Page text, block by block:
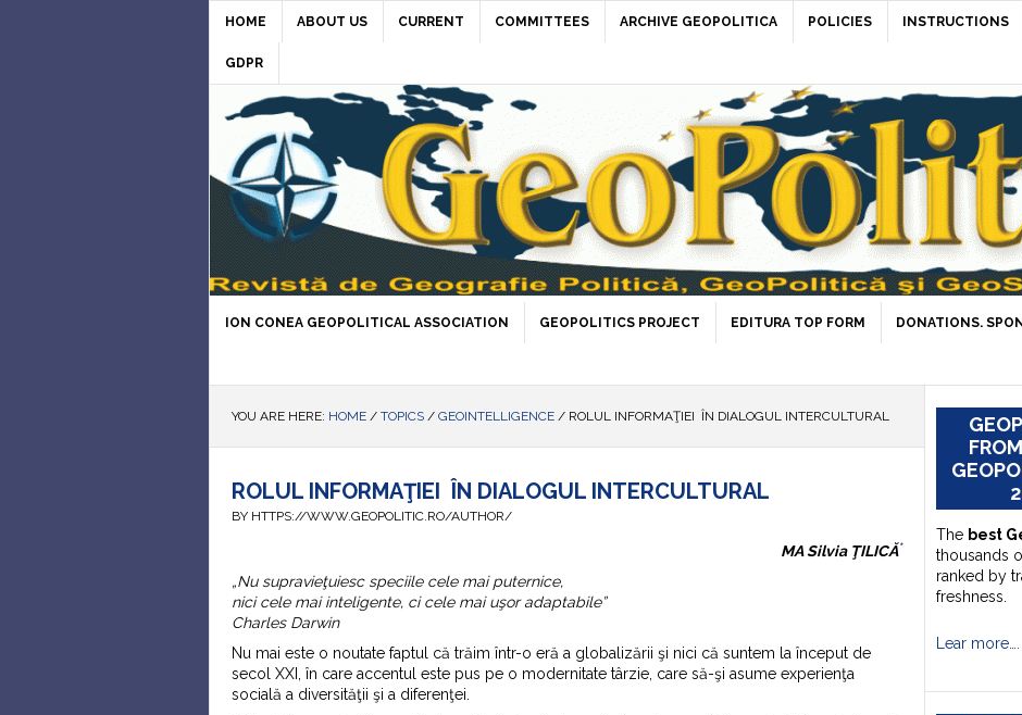
HOME ABOUT US CURRENT COMMITTEES ARCHIVE GEOPOLITICA POLICIES INSTRUCTIONS
GDPR
ION CONEA GEOPOLITICAL ASSOCIATION GEOPOLITICS PROJECT EDITURA TOP FORM DONATIONS.
YOU ARE HERE: HOME / TOPICS / GEOINTELLIGENCE / ROLUL INFORMAŢIEI ÎN DIALOGUL INTERCULTURAL
ROLUL INFORMAŢIEI ÎN DIALOGUL INTERCULTURAL
BY HTTPS://WWW.GEOPOLITIC.RO/AUTHOR/
MA Silvia ŢILICĂ*
„Nu supravieţuiesc speciile cele mai puternice,
nici cele mai inteligente, ci cele mai uşor adaptabile”
Charles Darwin
Nu mai este o noutate faptul că trăim într-o eră a globalizării şi nici că suntem la început de
secol XXI, în care accentul este pus pe o modernitate târzie, care să-şi asume experienţa
socială a diversităţii şi a diferenţei.
The best
thousands
ranked by
freshness.
Lear more….